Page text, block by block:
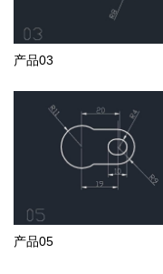
产品03
产品05